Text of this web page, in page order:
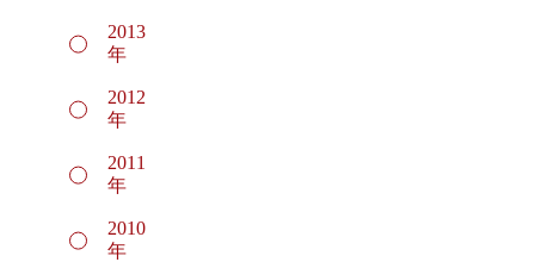
2013
年
2012
年
2011
年
2010
年